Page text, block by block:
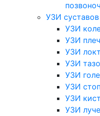
УЗИ суставов
УЗИ
УЗИ
УЗИ
УЗИ
УЗИ
УЗИ
УЗИ
УЗИ